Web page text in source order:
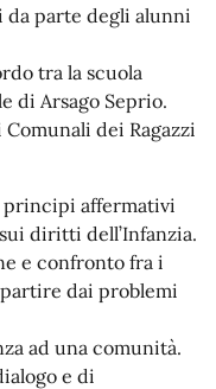
parte degli alunni
tra la scuola
di Arsago Seprio.
dei Ragazzi
principi affermativi
diritti dell’Infanzia.
e confronto fra i
dai problemi
ad una comunità.
e di